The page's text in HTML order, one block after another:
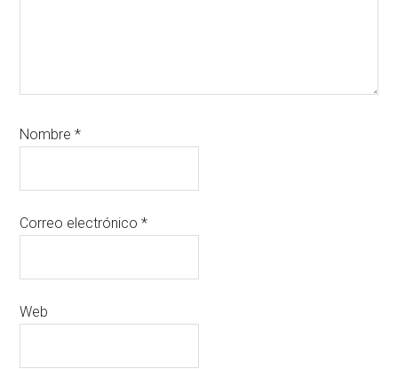
Nombre*
Correo electrónico*
Web